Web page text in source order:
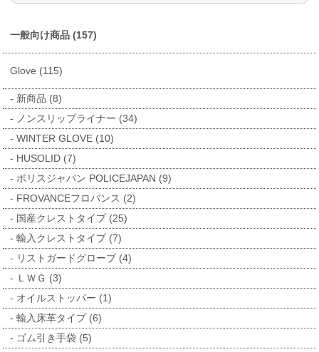
一般向け商品 (157)
Glove (115)
新商品 (8)
ノンスリップライナー (34)
WINTER GLOVE (10)
HUSOLID (7)
ポリスジャパン POLICEJAPAN (9)
FROVANCEフロバンス (2)
国産クレストタイプ (25)
輸入クレストタイプ (7)
リストガードグローブ (4)
ＬＷＧ (3)
オイルストッパー (1)
輸入床革タイプ (6)
ゴム引き手袋 (5)